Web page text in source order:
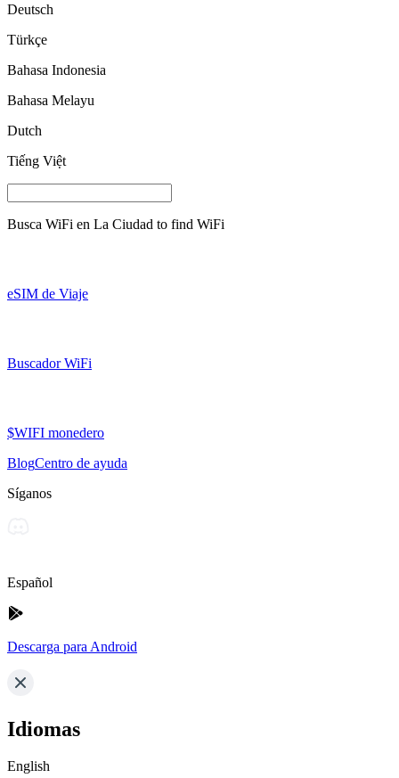
Deutsch
Türkçe
Bahasa Indonesia
Bahasa Melayu
Dutch
Tiếng Việt
Busca WiFi en La Ciudad to find WiFi
eSIM de Viaje
Buscador WiFi
$WIFI monedero
BlogCentro de ayuda
Síganos
Español
Descarga para Android
Idiomas
English